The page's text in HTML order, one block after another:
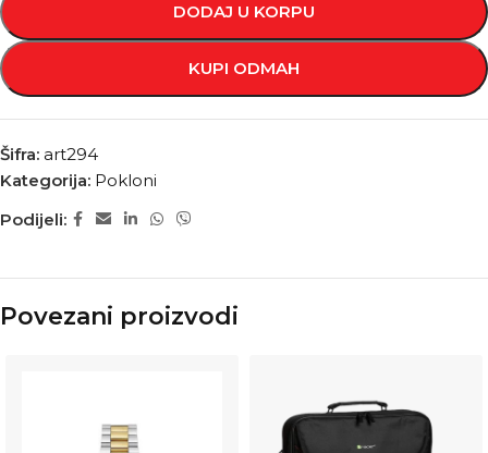
DODAJ U KORPU
KUPI ODMAH
Šifra: art294
Kategorija: Pokloni
Podijeli:
Povezani proizvodi